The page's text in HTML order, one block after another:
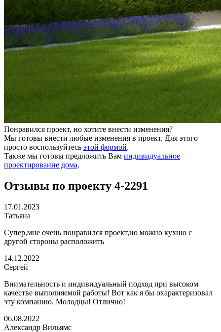
Понравился проект, но хотите внести изменения?
Мы готовы внести любые изменения в проект. Для этого
просто воспользуйтесь этой формой.
Также мы готовы предложить Вам индивидуальное
проектирование дома.
Отзывы по проекту 4-2291
17.01.2023
Татьяна
Супер,мне очень понравился проект,но можно кухню с
другой стороны расположить
14.12.2022
Сергей
Внимательность и индивидуальный подход при высоком
качестве выполняемой работы! Вот как я бы охарактеризовал
эту компанию. Молодцы! Отлично!
06.08.2022
Александр Вильямс